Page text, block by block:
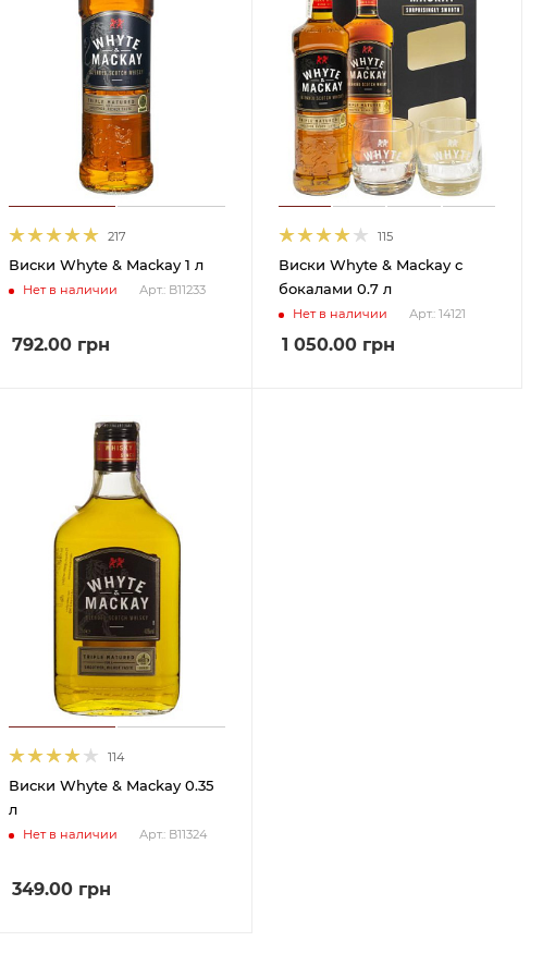
217
Виски Whyte & Mackay 1 л
Нет в наличии Арт.: В11233
792.00грн
115
Виски Whyte & Mackay с
бокалами 0.7 л
Нет в наличии Арт.: 14121
1 050.00грн
114
Виски Whyte & Mackay 0.35
л
Нет в наличии Арт.: В11324
349.00грн